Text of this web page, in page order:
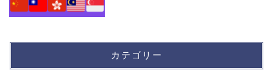
カテゴリー